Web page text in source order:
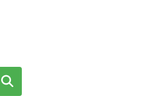
検索